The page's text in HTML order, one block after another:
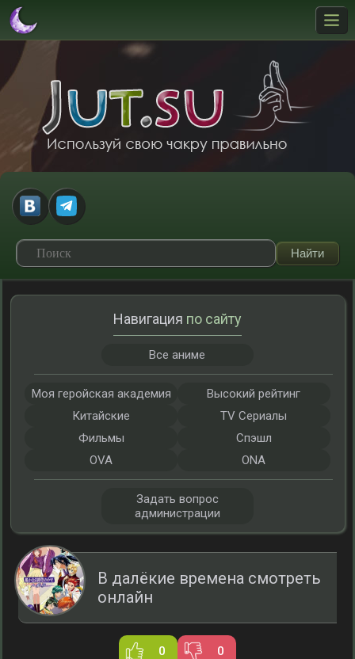
В далёкие времена смотреть
онлайн
0 0
Навигация по сайту
Все аниме
Моя геройская академия
Высокий рейтинг
Китайские
TV Сериалы
Фильмы
Спэшл
OVA
ONA
Задать вопрос
администрации